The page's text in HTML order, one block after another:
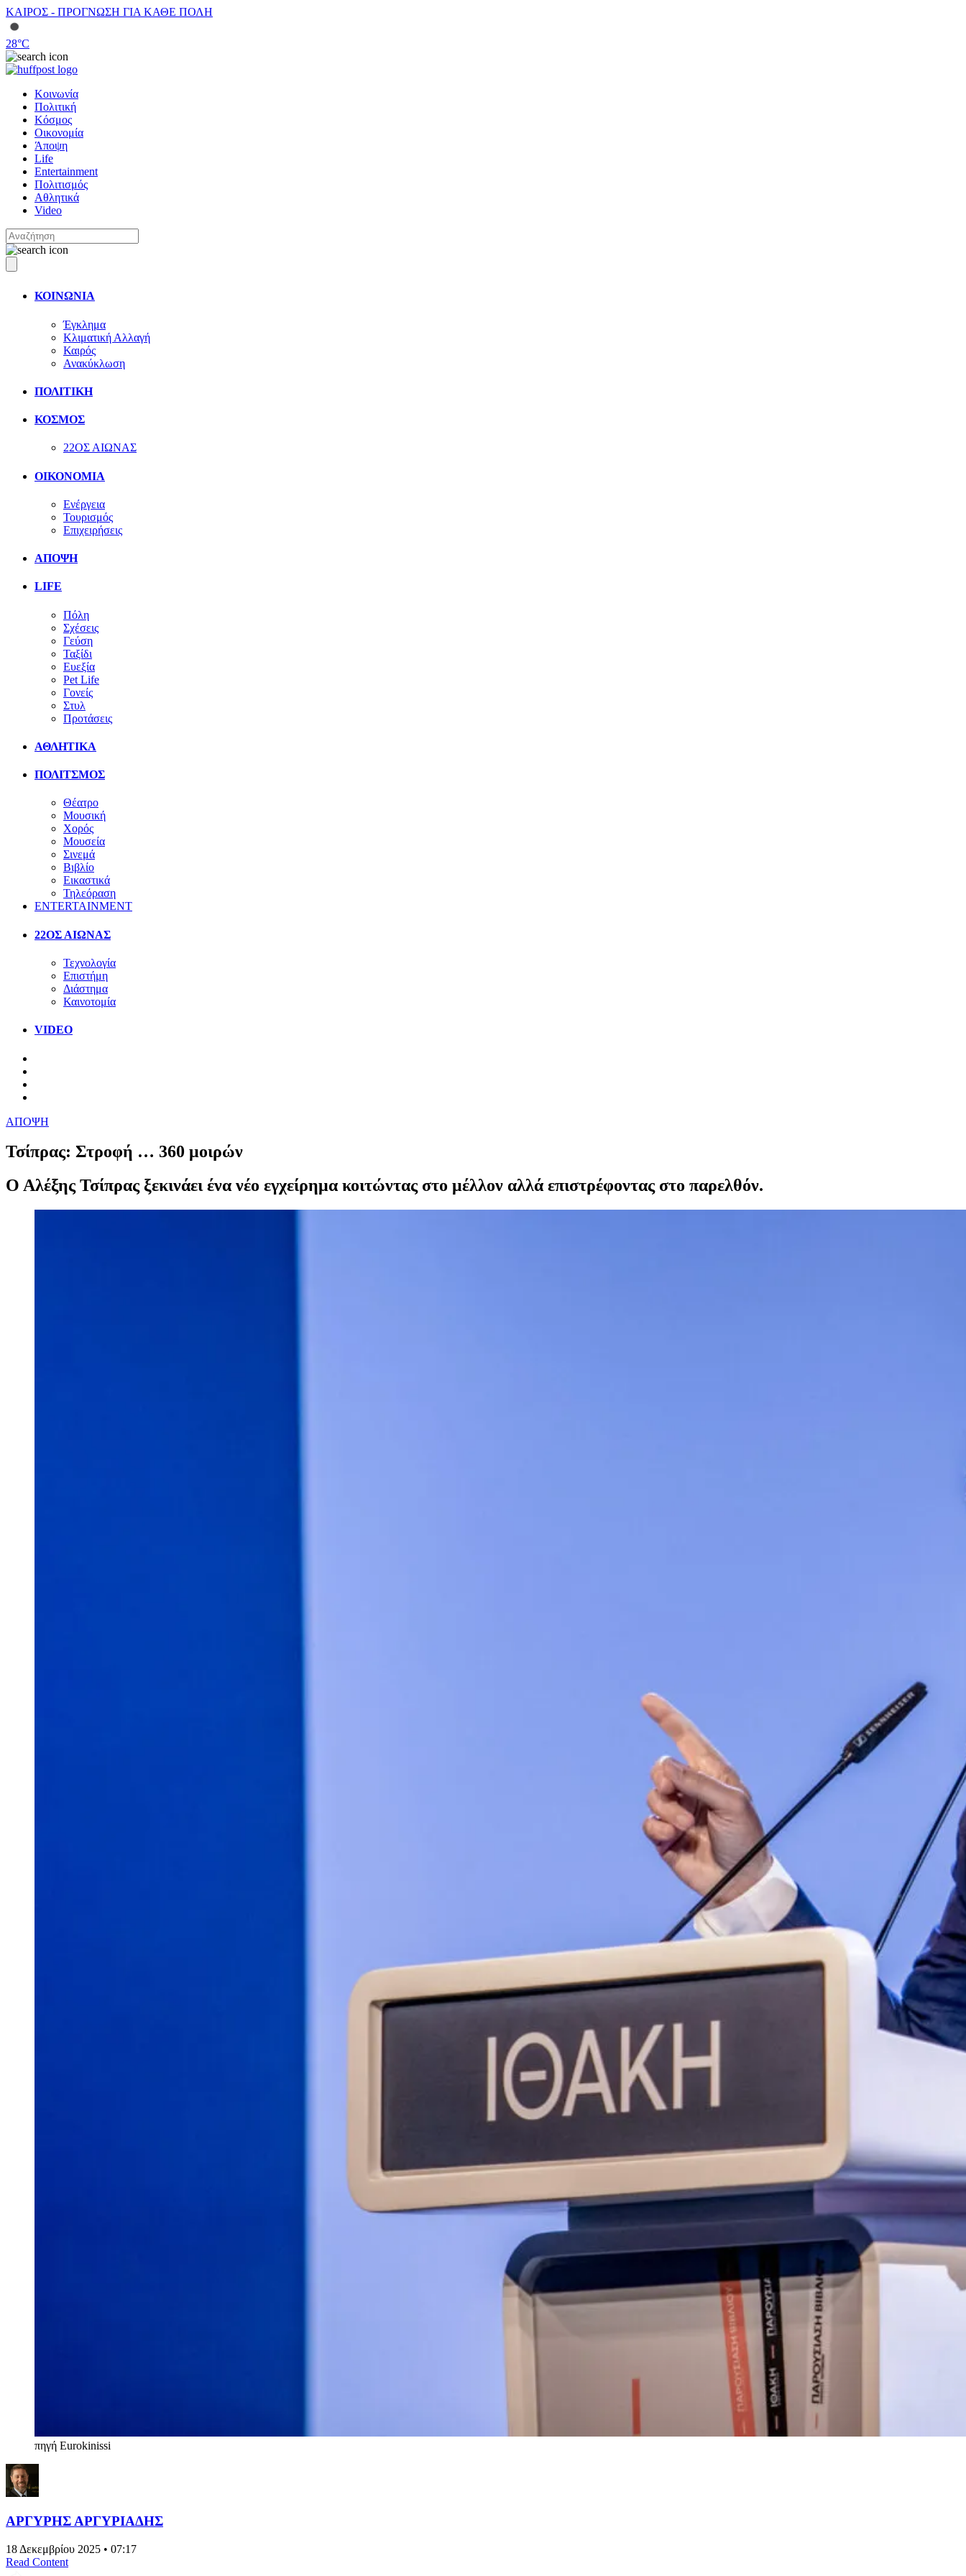
ΚΑΙΡΟΣ - ΠΡΟΓΝΩΣΗ ΓΙΑ ΚΑΘΕ ΠΟΛΗ
28°C
Κοινωνία
Πολιτική
Κόσμος
Οικονομία
Άποψη
Life
Entertainment
Πολιτισμός
Αθλητικά
Video
ΚΟΙΝΩΝΙΑ
Έγκλημα
Κλιματική Αλλαγή
Καιρός
Ανακύκλωση
ΠΟΛΙΤΙΚΗ
ΚΟΣΜΟΣ
22ΟΣ ΑΙΩΝΑΣ
ΟΙΚΟΝΟΜΙΑ
Ενέργεια
Τουρισμός
Επιχειρήσεις
ΑΠΟΨΗ
LIFE
Πόλη
Σχέσεις
Γεύση
Ταξίδι
Ευεξία
Pet Life
Γονείς
Στυλ
Προτάσεις
ΑΘΛΗΤΙΚΑ
ΠΟΛΙΤΣΜΟΣ
Θέατρο
Μουσική
Χορός
Μουσεία
Σινεμά
Βιβλίο
Εικαστικά
Τηλεόραση
ENTERTAINMENT
22ΟΣ ΑΙΩΝΑΣ
Τεχνολογία
Επιστήμη
Διάστημα
Καινοτομία
VIDEO
ΑΠΟΨΗ
Τσίπρας: Στροφή … 360 μοιρών
Ο Αλέξης Τσίπρας ξεκινάει ένα νέο εγχείρημα κοιτώντας στο μέλλον αλλά επιστρέφοντας στο παρελθόν.
πηγή Eurokinissi
ΑΡΓΥΡΗΣ ΑΡΓΥΡΙΑΔΗΣ
18 Δεκεμβρίου 2025 • 07:17
Read Content